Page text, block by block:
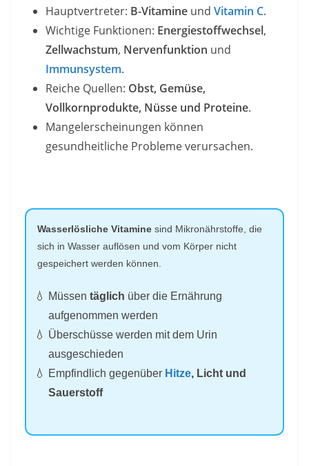
Hauptvertreter: B-Vitamine und Vitamin C.
Wichtige Funktionen: Energiestoffwechsel,
Zellwachstum, Nervenfunktion und
Immunsystem.
Reiche Quellen: Obst, Gemüse,
Vollkornprodukte, Nüsse und Proteine.
Mangelerscheinungen können
gesundheitliche Probleme verursachen.
Wasserlösliche Vitamine sind Mikronährstoffe, die
sich in Wasser auflösen und vom Körper nicht
gespeichert werden können.
Müssen täglich über die Ernährung
aufgenommen werden
Überschüsse werden mit dem Urin
ausgeschieden
Empfindlich gegenüber Hitze, Licht und
Sauerstoff